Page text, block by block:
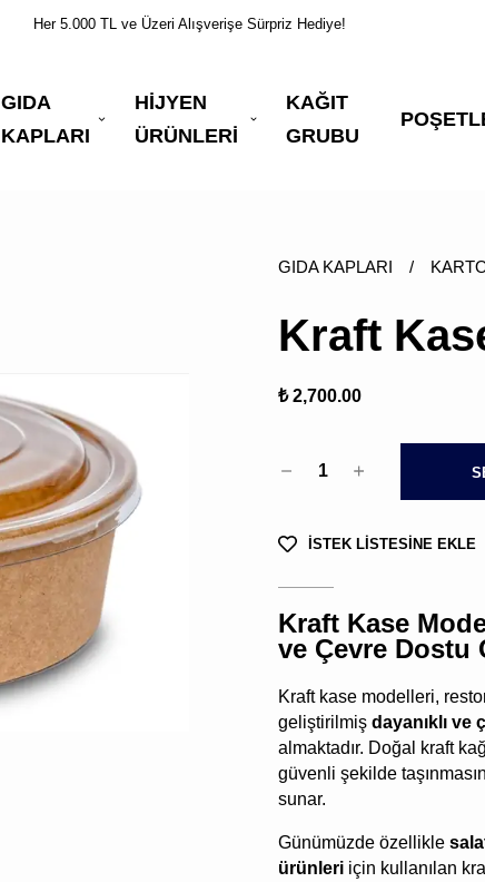
Her 5.000 TL ve Üzeri Alışverişe Sürpriz Hediye!
GIDA
KAPLARI
HİJYEN
ÜRÜNLERİ
KAĞIT
GRUBU
GIDA KAPLARI /
Kraft
₺ 2,700.00
1
İSTEK LİSTESİNE EKLE
Kraft Kase
ve Çevre Dostu
Kraft kase modelleri,
geliştirilmiş dayanıklı ve
almaktadır. Doğal kraft
güvenli şekilde
sunar.
Günümüzde özellikle
ürünleri için kullanılan